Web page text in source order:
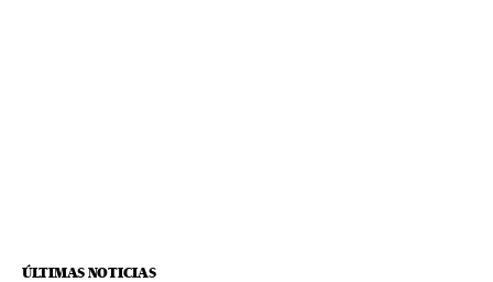
ÚLTIMAS NOTICIAS